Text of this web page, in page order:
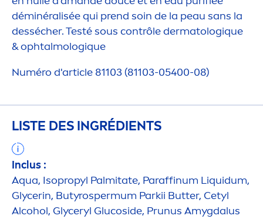
déminéralisée qui prend soin de la peau sans la
dessécher. Testé sous contrôle dermatologique
& ophtalmologique
Numéro d'article 81103 (81103-05400-08)
LISTE DES INGRÉDIENTS
Inclus :
Aqua, Isopropyl Palmitate, Paraffinum Liquidum,
Glycerin, Butyrospermum Parkii Butter, Cetyl
Alcohol, Glyceryl Glucoside, Prunus Amygdalus